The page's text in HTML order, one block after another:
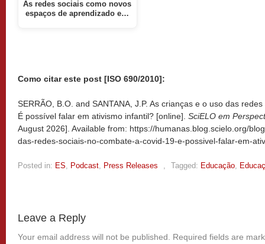
As redes sociais como novos
espaços de aprendizado e…
Como citar este post [ISO 690/2010]:
SERRÃO, B.O. and SANTANA, J.P. As crianças e o uso das
É possível falar em ativismo infantil? [online]. SciELO em
August 2026]. Available from: https://humanas.blog.scielo.org/
das-redes-sociais-no-combate-a-covid-19-e-possivel-falar-em-
Posted in: ES Podcast Press Releases Tagged: Educação
Leave a Reply
Your email address will not be published. Required fields are